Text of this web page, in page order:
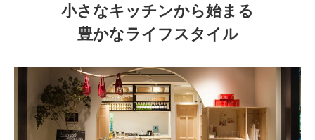
小さなキッチンから始まる
豊かなライフスタイル